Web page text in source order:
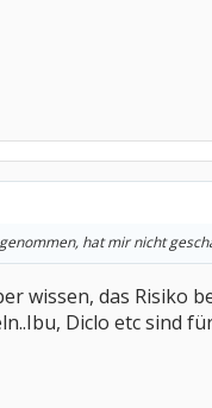
hat mir nicht
wissen, das Risiko
Diclo etc sind